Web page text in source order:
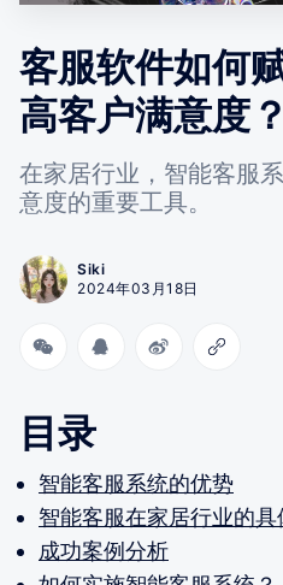
客服软件如何
高客户满意度？
在家居行业，智能客服
意度的重要工具。
Siki
2024年03月18日
目录
智能客服系统的优势
智能客服在家居行业的
成功案例分析